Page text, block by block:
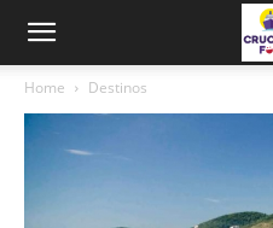
Home Destinos